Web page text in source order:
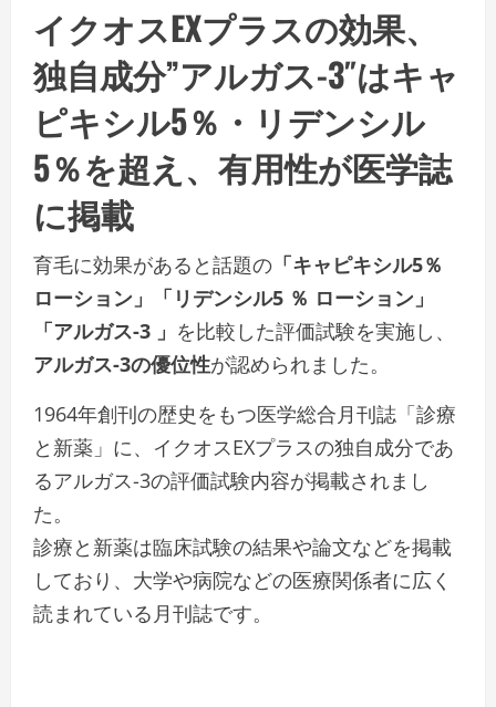
イクオスEXプラスの効果、
独自成分”アルガス-3″はキャ
ピキシル5％・リデンシル
5％を超え、有用性が医学誌
に掲載
育⽑に効果があると話題の 「キャピキシル5％
ローション」「リデンシル5 ％ ローション」
「アルガス-3 」 を⽐較した評価試験を実施し、
アルガス-3の優位性が認められました。
1964年創刊の歴史をもつ医学総合⽉刊誌「診療
と新薬」に、イクオスEXプラスの独⾃成分であ
るアルガス-3の評価試験内容が掲載されまし
た。
診療と新薬は臨床試験の結果や論⽂などを掲載
しており、⼤学や病院などの医療関係者に広く
読まれている⽉刊誌です。